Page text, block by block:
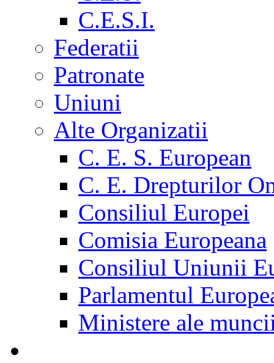
C.E.S.I.
Federatii
Patronate
Uniuni
Alte Organizatii
C. E. S. European
C. E. Drepturilor
Consiliul Europei
Comisia Europeana
Consiliul Uniunii
Parlamentul
Ministere ale